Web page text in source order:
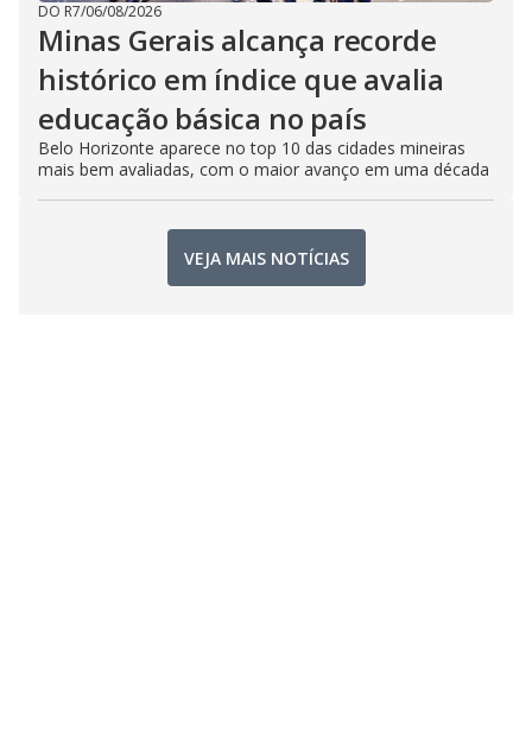
DO R7/06/08/2026
Minas Gerais alcança recorde
histórico em índice que avalia
educação básica no país
Belo Horizonte aparece no top 10 das cidades mineiras
mais bem avaliadas, com o maior avanço em uma década
VEJA MAIS NOTÍCIAS